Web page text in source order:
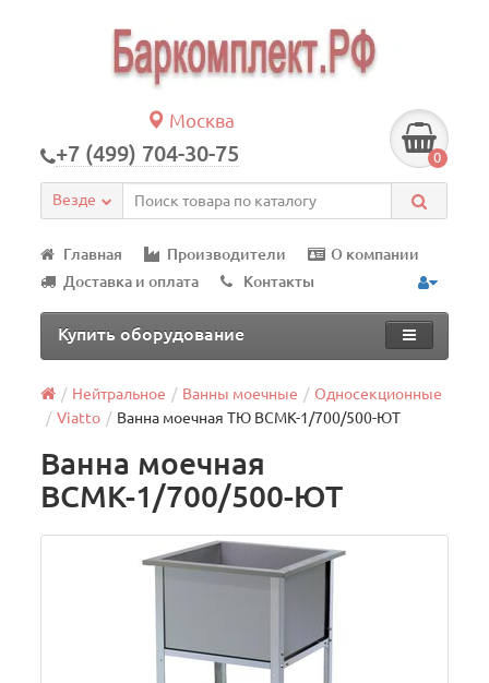
Москва
+7 (499) 704-30-75 0
Везде
Главная Производители
О компании
Доставка и оплата
Контакты
Купить оборудование
Нейтральное Ванны моечные
Односекционные
Viatto
Ванна моечная ТЮ ВСМК-1/700/500-ЮТ
Ванна моечная
ВСМК-1/700/500-ЮТ